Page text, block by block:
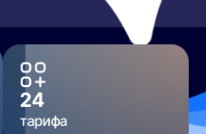
24
тарифа